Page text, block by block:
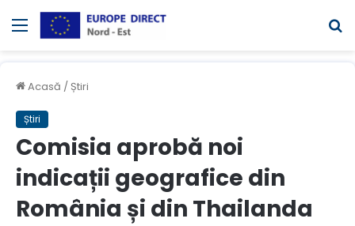
Meniul
Acasă / Știri
Știri
Comisia aprobă noi
indicații geografice din
România și din Thailanda